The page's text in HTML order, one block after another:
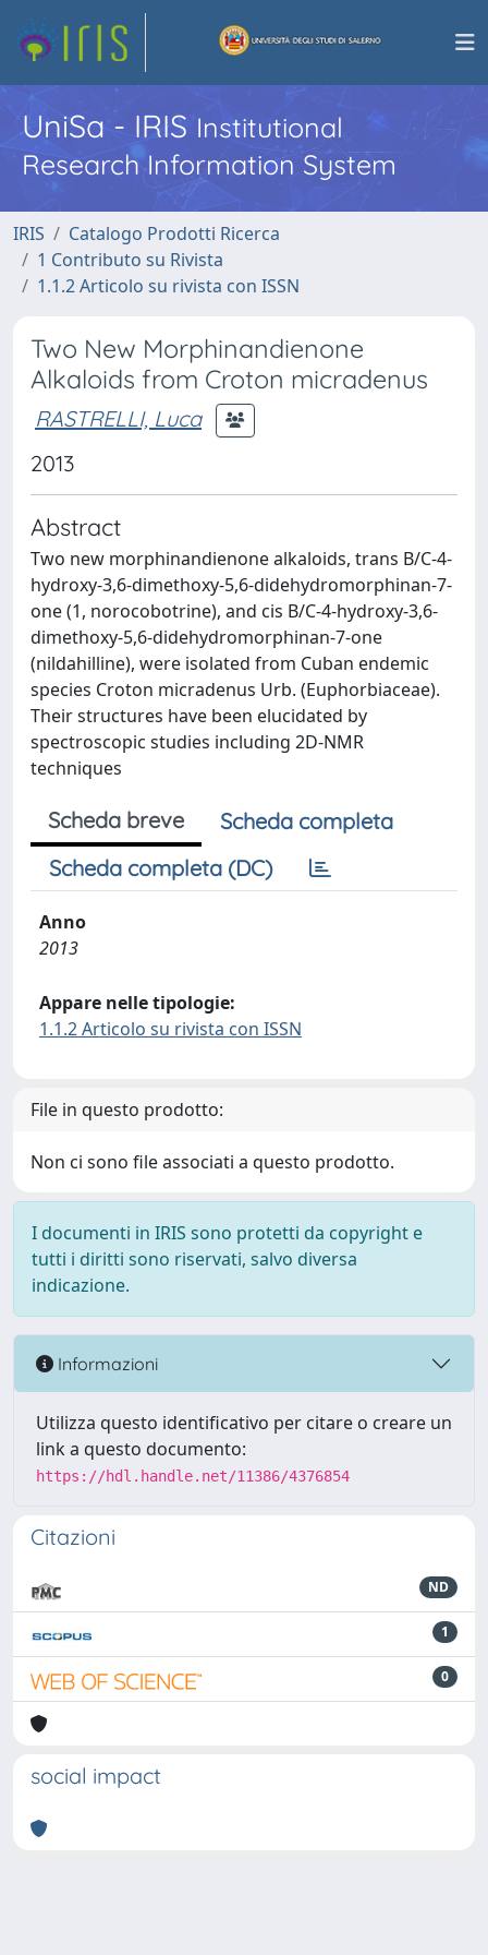
UniSa - IRISInstitutional
Research Information System
IRIS
Catalogo Prodotti Ricerca
1 Contributo su Rivista
1.1.2 Articolo su rivista con ISSN
Two New Morphinandienone
Alkaloids from Croton micradenus
RASTRELLI, Luca
2013
Abstract
Two new morphinandienone alkaloids, trans B/C-4-
hydroxy-3,6-dimethoxy-5,6-didehydromorphinan-7-
one (1, norocobotrine), and cis B/C-4-hydroxy-3,6-
dimethoxy-5,6-didehydromorphinan-7-one
(nildahilline), were isolated from Cuban endemic
species Croton micradenus Urb. (Euphorbiaceae).
Their structures have been elucidated by
spectroscopic studies including 2D-NMR
techniques
Scheda breve
Scheda completa
Scheda completa (DC)
Anno
2013
Appare nelle tipologie:
1.1.2 Articolo su rivista con ISSN
File in questo prodotto:
Non ci sono file associati a questo prodotto.
I documenti in IRIS sono protetti da copyright e
tutti i diritti sono riservati, salvo diversa
indicazione.
Informazioni
Utilizza questo identificativo per citare o creare un
link a questo documento:
https://hdl.handle.net/11386/4376854
Citazioni
ND
1
0
social impact